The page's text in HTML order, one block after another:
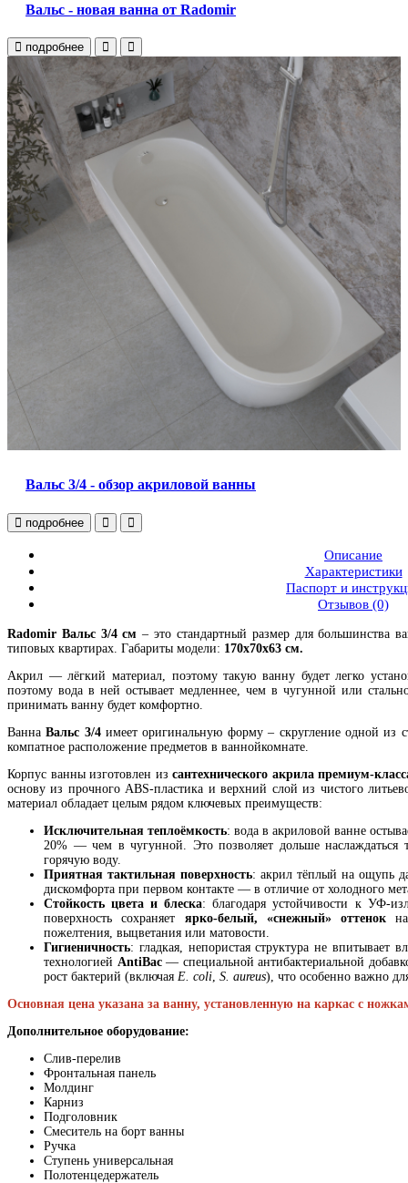
Вальс - новая ванна от Radomir
подробнее
Вальс 3/4 - обзор акриловой ванны
подробнее
Описание
Характеристики
Паспорт и
Отзывов (0)
Radomir Вальс 3/4 см – это стандартный размер для большинства
типовых квартирах. Габариты модели: 170х70х63 см.
Акрил — лёгкий материал, поэтому такую ванну будет легко
поэтому вода в ней остывает медленнее, чем в чугунной или
принимать ванну будет комфортно.
ВаннаВальс 3/4имеет оригинальную форму – скругление одной из
компатное расположение предметов в ваннойкомнате.
Корпус ванны изготовлен из сантехнического акрила премиум-
основу из прочного ABS-пластика и верхний слой из чистого
материал обладает целым рядом ключевых преимуществ:
Исключительная теплоёмкость: вода в акриловой ванне
20% — чем в чугунной. Это позволяет дольше наслаждаться
горячую воду.
Приятная тактильная поверхность: акрил тёплый на ощупь
дискомфорта при первом контакте — в отличие от холодного
Стойкость цвета и блеска: благодаря устойчивости к УФ-
поверхность сохраняет ярко-белый, «снежный» оттенок
пожелтения, выцветания или матовости.
Гигиеничность: гладкая, непористая структура не впитывает
технологией AntiBac— специальной антибактериальной
рост бактерий (включая E. coli S. aureus), что особенно важно
Основная цена указана за ванну, установленную на каркас с
Дополнительное оборудование:
Слив-перелив
Фронтальная панель
Молдинг
Карниз
Подголовник
Смеситель на борт ванны
Ручка
Ступень универсальная
Полотенцедержатель